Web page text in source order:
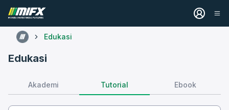
Edukasi
Edukasi
Akademi Tutorial Ebook